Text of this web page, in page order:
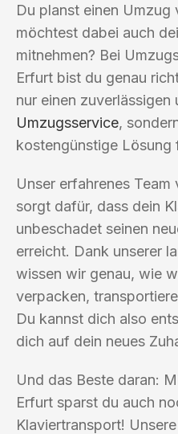
Du planst einen Umzug
möchtest dabei auch
mitnehmen? Bei
Erfurt bist du genau
nur einen zuverlässigen
Umzugsservice,
kostengünstige Lösung
Unser erfahrenes
sorgt dafür, dass dein
unbeschadet seinen
erreicht. Dank unserer
wissen wir genau, wie
verpacken,
Du kannst dich also
dich auf dein neues
Und das Beste daran:
Erfurt sparst du auch
Klaviertransport!